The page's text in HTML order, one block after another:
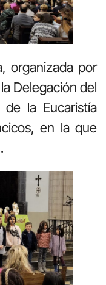
organizada por
Delegación del
de la Eucaristía
en la que